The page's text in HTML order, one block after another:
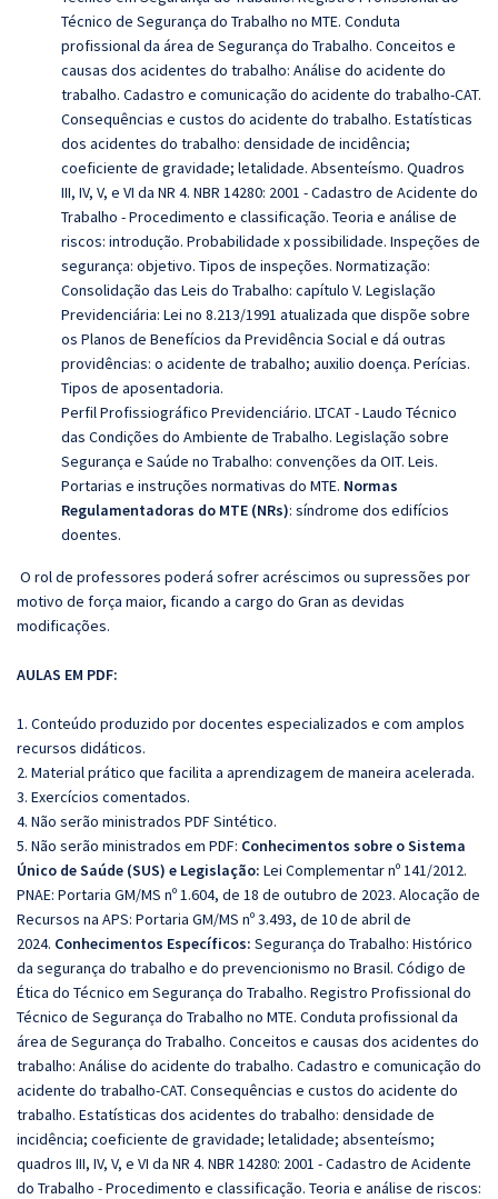
Técnico de Segurança do Trabalho no MTE. Conduta
profissional da área de Segurança do Trabalho. Conceitos e
causas dos acidentes do trabalho: Análise do acidente do
trabalho. Cadastro e comunicação do acidente do trabalho-CAT.
Consequências e custos do acidente do trabalho. Estatísticas
dos acidentes do trabalho: densidade de incidência;
coeficiente de gravidade; letalidade. Absenteísmo. Quadros
III, IV, V, e VI da NR 4. NBR 14280: 2001 - Cadastro de Acidente do
Trabalho - Procedimento e classificação. Teoria e análise de
riscos: introdução. Probabilidade x possibilidade. Inspeções de
segurança: objetivo. Tipos de inspeções. Normatização:
Consolidação das Leis do Trabalho: capítulo V. Legislação
Previdenciária: Lei no 8.213/1991 atualizada que dispõe sobre
os Planos de Benefícios da Previdência Social e dá outras
providências: o acidente de trabalho; auxilio doença. Perícias.
Tipos de aposentadoria.
Perfil Profissiográfico Previdenciário. LTCAT - Laudo Técnico
das Condições do Ambiente de Trabalho. Legislação sobre
Segurança e Saúde no Trabalho: convenções da OIT. Leis.
Portarias e instruções normativas do MTE. Normas
Regulamentadoras do MTE (NRs): síndrome dos edifícios
doentes.
O rol de professores poderá sofrer acréscimos ou supressões por
motivo de força maior, ficando a cargo do Gran as devidas
modificações.
AULAS EM PDF:
1. Conteúdo produzido por docentes especializados e com amplos
recursos didáticos.
2. Material prático que facilita a aprendizagem de maneira acelerada.
3. Exercícios comentados.
4. Não serão ministrados PDF Sintético.
5. Não serão ministrados em PDF: Conhecimentos sobre o Sistema
Único de Saúde (SUS) e Legislação: Lei Complementar nº 141/2012.
PNAE: Portaria GM/MS nº 1.604, de 18 de outubro de 2023. Alocação de
Recursos na APS: Portaria GM/MS nº 3.493, de 10 de abril de
2024. Conhecimentos Específicos: Segurança do Trabalho: Histórico
da segurança do trabalho e do prevencionismo no Brasil. Código de
Ética do Técnico em Segurança do Trabalho. Registro Profissional do
Técnico de Segurança do Trabalho no MTE. Conduta profissional da
área de Segurança do Trabalho. Conceitos e causas dos acidentes do
trabalho: Análise do acidente do trabalho. Cadastro e comunicação do
acidente do trabalho-CAT. Consequências e custos do acidente do
trabalho. Estatísticas dos acidentes do trabalho: densidade de
incidência; coeficiente de gravidade; letalidade; absenteísmo;
quadros III, IV, V, e VI da NR 4. NBR 14280: 2001 - Cadastro de Acidente
do Trabalho - Procedimento e classificação. Teoria e análise de riscos: